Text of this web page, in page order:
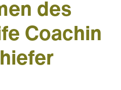
des
Coachin